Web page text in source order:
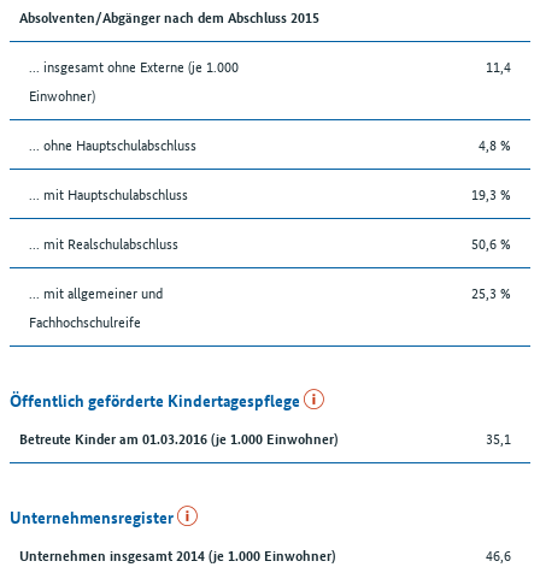
Absolventen/Abgänger nach dem Abschluss 2015
... insgesamt ohne Externe (je 1.000
Einwohner)
11,4
... ohne Hauptschulabschluss 4,8 %
... mit Hauptschulabschluss 19,3 %
... mit Realschulabschluss 50,6 %
... mit allgemeiner und
Fachhochschulreife
25,3 %
Öffentlich geförderte Kindertagespflege
Betreute Kinder am 01.03.2016 (je 1.000 Einwohner) 35,1
Unternehmensregister
Unternehmen insgesamt 2014 (je 1.000 Einwohner) 46,6